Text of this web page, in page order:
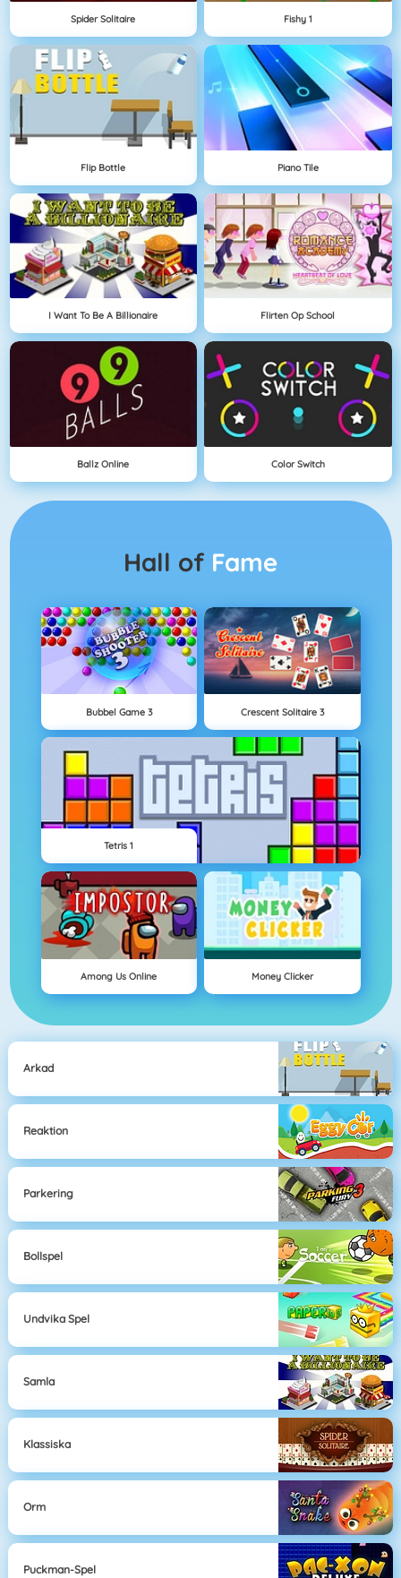
Spider Solitaire Fishy 1
Flip Bottle Piano Tile
I Want To Be A Billionaire Flirten Op School
Ballz Online Color Switch
Hall of Fame
Bubbel Game 3 Crescent Solitaire 3
Tetris 1
Among Us Online Money Clicker
Arkad
Reaktion
Parkering
Bollspel
Undvika Spel
Samla
Klassiska
Orm
Puckman-Spel